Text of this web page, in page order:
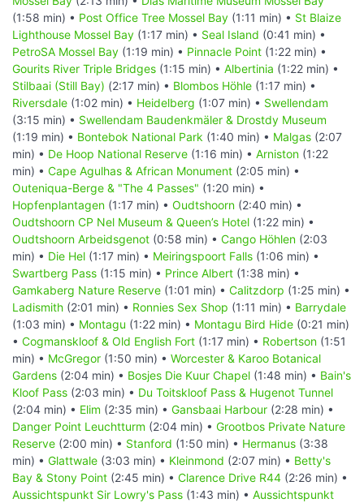
(1:58 min) • Post Office Tree Mossel Bay (1:11 min) • St Blaize
Lighthouse Mossel Bay (1:17 min) • Seal Island (0:41 min) •
PetroSA Mossel Bay (1:19 min) • Pinnacle Point (1:22 min) •
Gourits River Triple Bridges (1:15 min) • Albertinia (1:22 min) •
Stilbaai (Still Bay) (2:17 min) • Blombos Höhle (1:17 min) •
Riversdale (1:02 min) • Heidelberg (1:07 min) • Swellendam
(3:15 min) • Swellendam Baudenkmäler & Drostdy Museum
(1:19 min) • Bontebok National Park (1:40 min) • Malgas (2:07
min) • De Hoop National Reserve (1:16 min) • Arniston (1:22
min) • Cape Agulhas & African Monument (2:05 min) •
Outeniqua-Berge & "The 4 Passes" (1:20 min) •
Hopfenplantagen (1:17 min) • Oudtshoorn (2:40 min) •
Oudtshoorn CP Nel Museum & Queen’s Hotel (1:22 min) •
Oudtshoorn Arbeidsgenot (0:58 min) • Cango Höhlen (2:03
min) • Die Hel (1:17 min) • Meiringspoort Falls (1:06 min) •
Swartberg Pass (1:15 min) • Prince Albert (1:38 min) •
Gamkaberg Nature Reserve (1:01 min) • Calitzdorp (1:25 min) •
Ladismith (2:01 min) • Ronnies Sex Shop (1:11 min) • Barrydale
(1:03 min) • Montagu (1:22 min) • Montagu Bird Hide (0:21 min)
• Cogmanskloof & Old English Fort (1:17 min) • Robertson (1:51
min) • McGregor (1:50 min) • Worcester & Karoo Botanical
Gardens (2:04 min) • Bosjes Die Kuur Chapel (1:48 min) • Bain's
Kloof Pass (2:03 min) • Du Toitskloof Pass & Hugenot Tunnel
(2:04 min) • Elim (2:35 min) • Gansbaai Harbour (2:28 min) •
Danger Point Leuchtturm (2:04 min) • Grootbos Private Nature
Reserve (2:00 min) • Stanford (1:50 min) • Hermanus (3:38
min) • Glattwale (3:03 min) • Kleinmond (2:07 min) • Betty's
Bay & Stony Point (2:45 min) • Clarence Drive R44 (2:26 min) •
Aussichtspunkt Sir Lowry's Pass (1:43 min) • Aussichtspunkt